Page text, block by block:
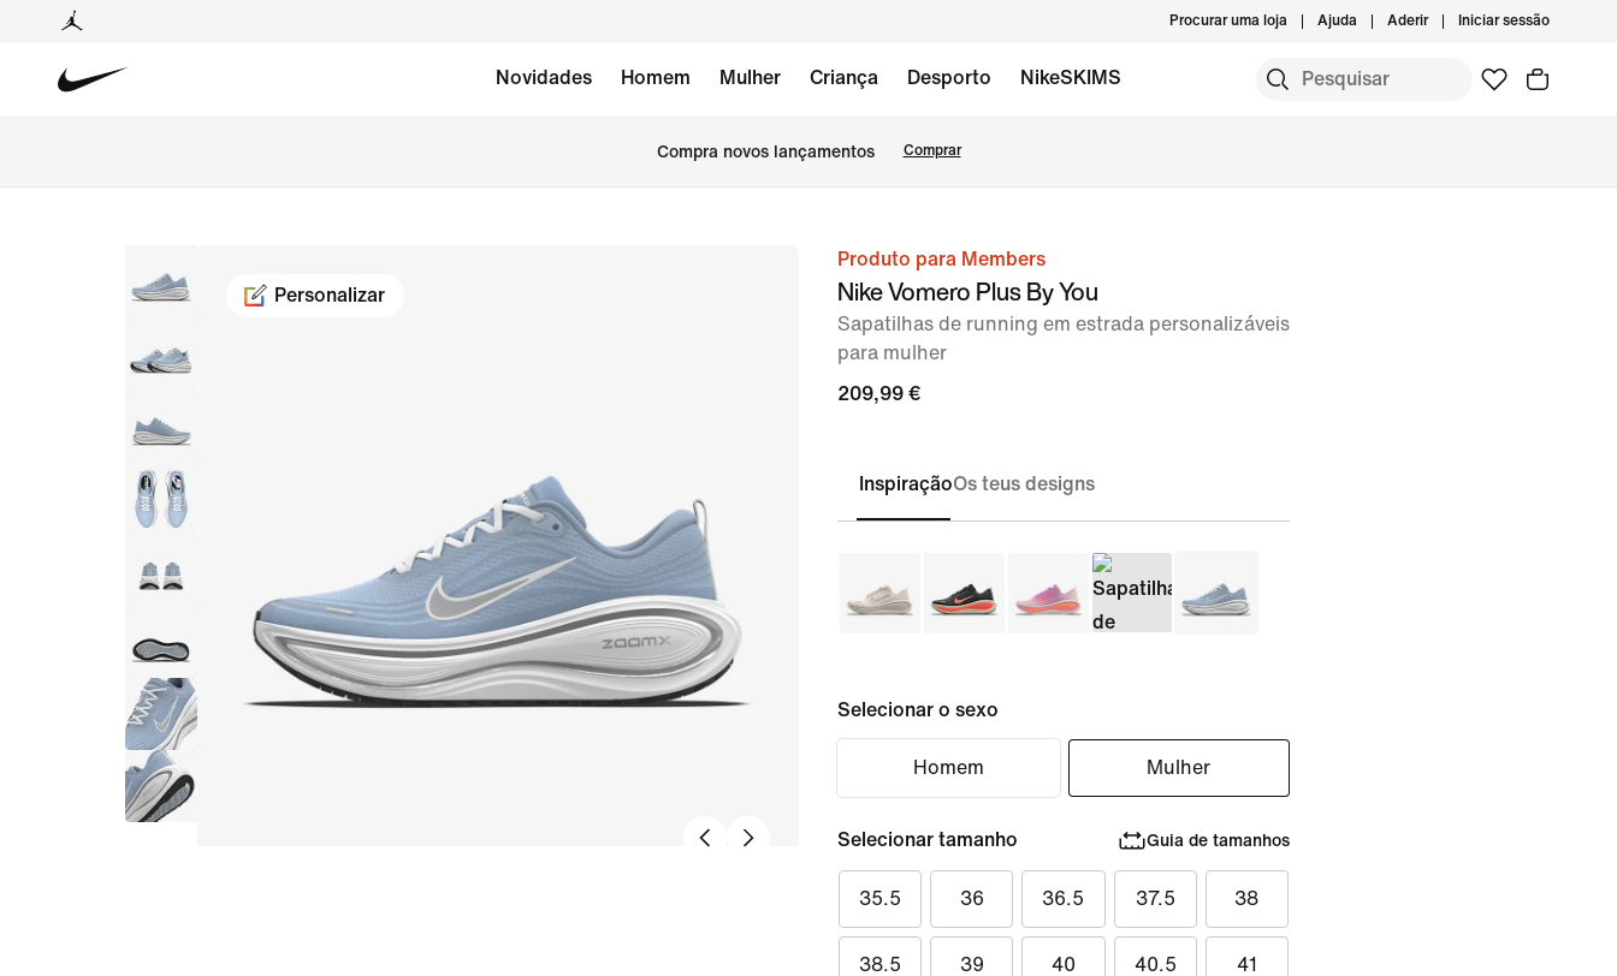
Procurar uma loja Ajuda Aderir Iniciar sessão
Novidades Homem Mulher Criança Desporto NikeSKIMS
Compra novos lançamentos Comprar
imagem
Personalizar
Produto para Members
Nike Vomero Plus By You
Sapatilhas de running em estrada personalizáveis
para mulher
209,99 €
InspiraçãoOs teus designs
Selecionar o sexo
Homem Mulher
Selecionar tamanho Guia de tamanhos
35.5 36 36.5 37.5 38
38.5 39 40 40.5 41